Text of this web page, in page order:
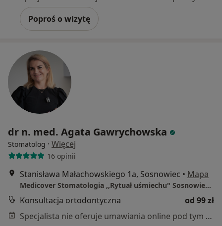
Poproś o wizytę
dr n. med. Agata Gawrychowska
Stomatolog · Więcej
16 opinii
Stanisława Małachowskiego 1a, Sosnowiec • Mapa
Medicover Stomatologia ,,Rytuał uśmiechu" Sosnowiec Małachowskiego 1A
Konsultacja ortodontyczna
od 99 zł
Specjalista nie oferuje umawiania online pod tym adresem.